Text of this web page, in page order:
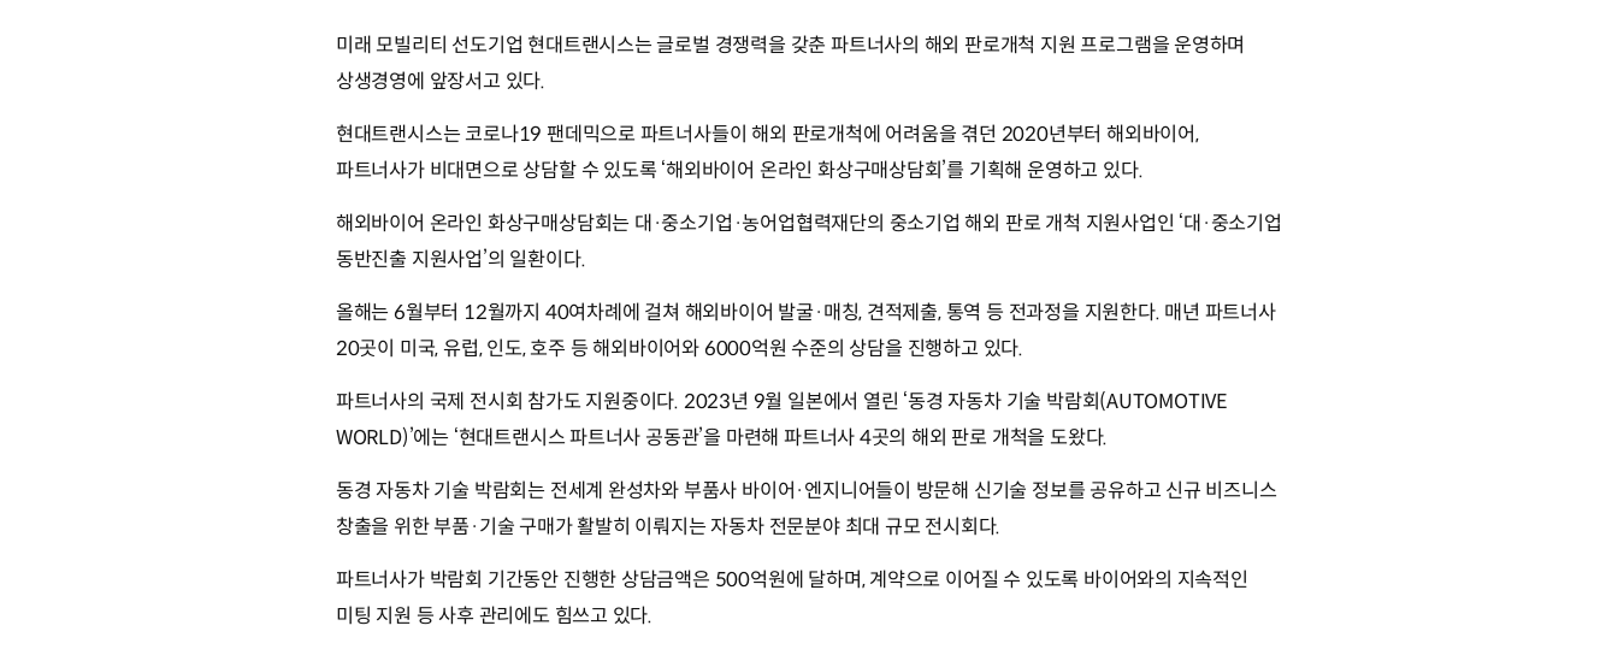
미래 모빌리티 선도기업 현대트랜시스는 글로벌 경쟁력을 갖춘 파트너사의 해외 판로개척 지원 프로그램을 운영하며
상생경영에 앞장서고 있다.
현대트랜시스는 코로나19 팬데믹으로 파트너사들이 해외 판로개척에 어려움을 겪던 2020년부터 해외바이어,
파트너사가 비대면으로 상담할 수 있도록 ‘해외바이어 온라인 화상구매상담회’를 기획해 운영하고 있다.
해외바이어 온라인 화상구매상담회는 대·중소기업·농어업협력재단의 중소기업 해외 판로 개척 지원사업인 ‘대·중소기업
동반진출 지원사업’의 일환이다.
올해는 6월부터 12월까지 40여차례에 걸쳐 해외바이어 발굴·매칭, 견적제출, 통역 등 전과정을 지원한다. 매년 파트너사
20곳이 미국, 유럽, 인도, 호주 등 해외바이어와 6000억원 수준의 상담을 진행하고 있다.
파트너사의 국제 전시회 참가도 지원중이다. 2023년 9월 일본에서 열린 ‘동경 자동차 기술 박람회(AUTOMOTIVE
WORLD)’에는 ‘현대트랜시스 파트너사 공동관’을 마련해 파트너사 4곳의 해외 판로 개척을 도왔다.
동경 자동차 기술 박람회는 전세계 완성차와 부품사 바이어·엔지니어들이 방문해 신기술 정보를 공유하고 신규 비즈니스
창출을 위한 부품·기술 구매가 활발히 이뤄지는 자동차 전문분야 최대 규모 전시회다.
파트너사가 박람회 기간동안 진행한 상담금액은 500억원에 달하며, 계약으로 이어질 수 있도록 바이어와의 지속적인
미팅 지원 등 사후 관리에도 힘쓰고 있다.